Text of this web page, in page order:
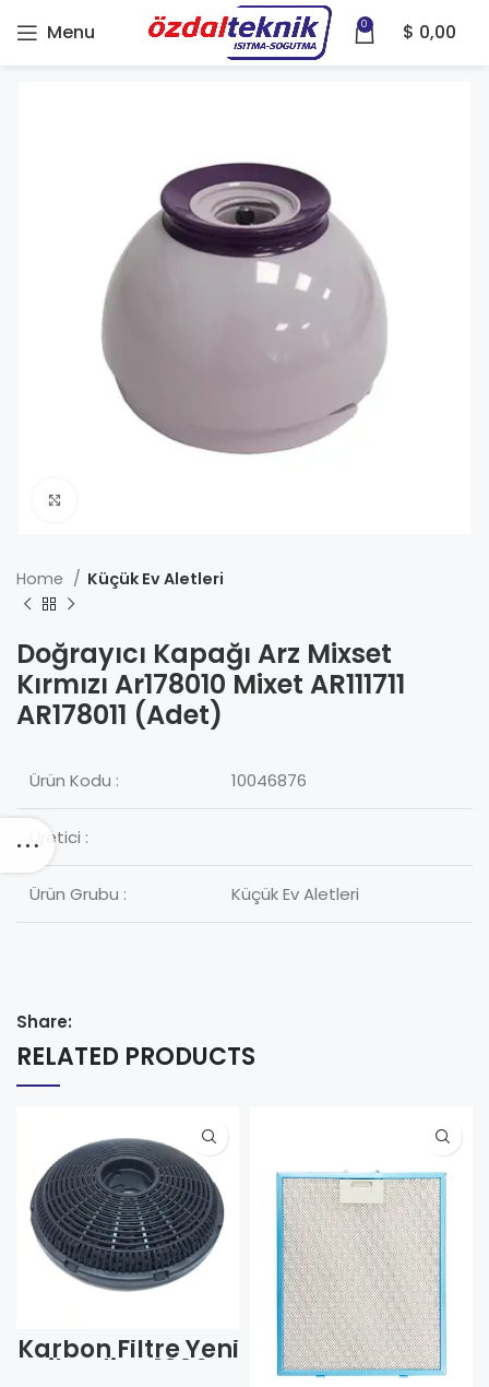
Menu 0 $ 0,00
Home Küçük Ev Aletleri
Doğrayıcı Kapağı Arz Mixset
Kırmızı Ar178010 Mixet AR111711
AR178011 (Adet)
Ürün Kodu : 10046876
Üretici :
Ürün Grubu : Küçük Ev Aletleri
Share:
RELATED PRODUCTS
Karbon Filtre Yeni
Silverline 1006-